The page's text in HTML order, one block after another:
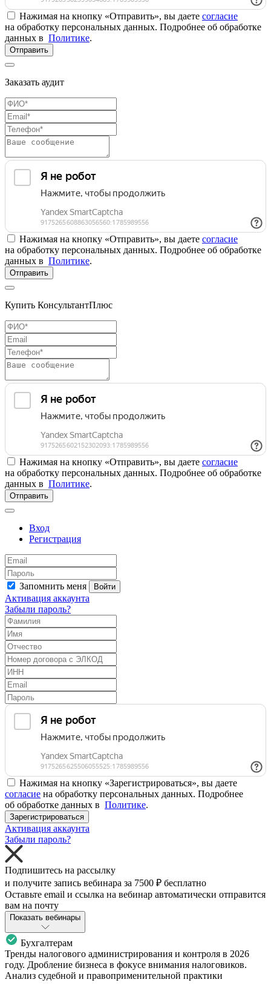
Нажимая на кнопку «Отправить», вы даете согласие
на обработку персональных данных. Подробнее об обработке
данных в Политике.
Отправить
Заказать аудит
Нажимая на кнопку «Отправить», вы даете согласие
на обработку персональных данных. Подробнее об обработке
данных в Политике.
Отправить
Купить КонсультантПлюс
Нажимая на кнопку «Отправить», вы даете согласие
на обработку персональных данных. Подробнее об обработке
данных в Политике.
Отправить
Вход
Регистрация
Запомнить меня Войти
Активация аккаунта
Забыли пароль?
Нажимая на кнопку «Зарегистрироваться», вы даете
согласие на обработку персональных данных. Подробнее
об обработке данных в Политике.
Зарегистрироваться
Активация аккаунта
Забыли пароль?
Подпишитесь на рассылку
и получите запись вебинара за 7500 ₽ бесплатно
Оставьте email и ссылка на вебинар автоматически отправится
вам на почту
Показать вебинары
Бухгалтерам
Тренды налогового администрирования и контроля в 2026
году. Дробление бизнеса в фокусе внимания налоговиков.
Анализ судебной и правоприменительной практики